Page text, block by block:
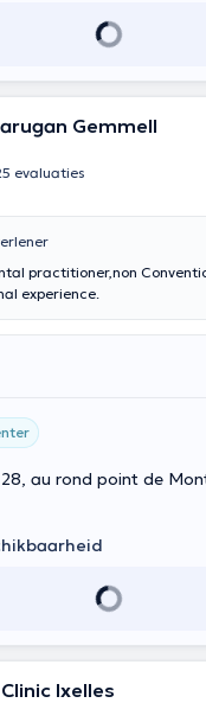
Gemmell
evaluaties
Conventionné, with
experience.
au rond point de
Ixelles